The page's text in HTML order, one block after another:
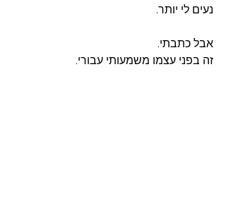
נעים לי יותר.
אבל כתבתי.
זה בפני עצמו משמעותי עבורי.